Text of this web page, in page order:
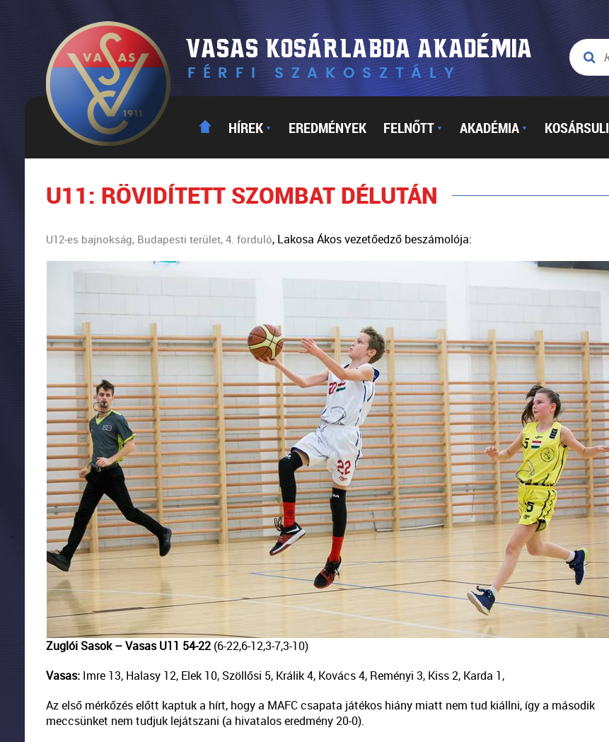
HÍREK ▼ EREDMÉNYEK FELNŐTT ▼ AKADÉMIA ▼ KOSÁRSULI
U11: RÖVIDÍTETT SZOMBAT DÉLUTÁN
U12-es bajnokság, Budapesti terület, 4. forduló, Lakosa Ákos vezetőedző beszámolója:
Zuglói Sasok – Vasas U11 54-22(6-22,6-12,3-7,3-10)
Vasas:Imre 13, Halasy 12, Elek 10, Szöllősi 5, Králik 4, Kovács 4, Reményi 3, Kiss 2, Karda 1,
Az első mérkőzés előtt kaptuk a hírt, hogy a MAFC csapata játékos hiány miatt nem tud kiállni, így a második
meccsünket nem tudjuk lejátszani (a hivatalos eredmény 20-0).